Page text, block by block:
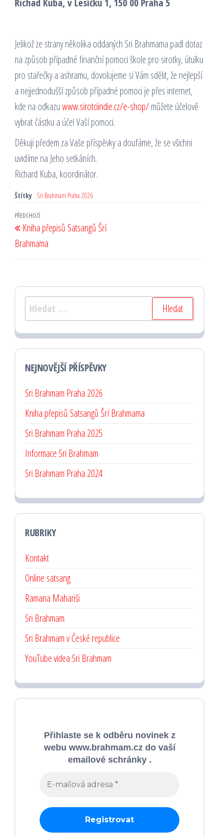
Richad Kuba, v Lesíčku 1, 150 00 Praha 5
Jelikož ze strany několika oddaných Sri Brahmama padl dotaz
na způsob případné finanční pomoci škole pro sirotky, útulku
pro stařečky a ashramu, dovolujeme si Vám sdělit, že nejlepší
a nejjednodušší způsob případné pomoci je přes internet,
kde na odkazuwww.sirotciindie.cz/e-shop/můžete účelově
vybrat částku a účel Vaší pomoci.
Děkuji předem za Vaše příspěvky a doufáme, že se všichni
uvidíme na Jeho setkáních.
Richard Kuba, koordinátor.
Štítky Sri Brahmam Praha 2026
Navigace
pro
příspěvek
Předchozí
příspěvek
PŘEDCHOZÍ
Kniha přepisů Satsangů Šrí
Brahmama
Vyhledávání
NEJNOVĚJŠÍ PŘÍSPĚVKY
Sri Brahmam Praha 2026
Kniha přepisů Satsangů Šrí Brahmama
Sri Brahmam Praha 2025
Informace Sri Brahmam
Sri Brahmam Praha 2024
RUBRIKY
Kontakt
Online satsang
Ramana Mahariši
Sri Brahmam
Sri Brahmam v České republice
YouTube videa Sri Brahmam
Přihlaste se k odběru novinek z
webu www.brahmam.cz do vaší
emailové schránky .